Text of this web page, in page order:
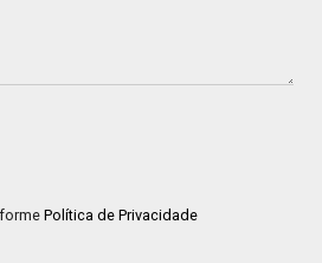
Política de Privacidade